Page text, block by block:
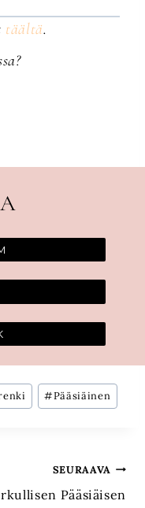
täältä.
#Pääsiäinen
SEURAAVA
Pääsiäisen